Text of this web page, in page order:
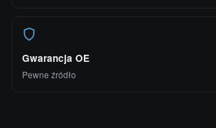
Gwarancja OE
Pewne źródło